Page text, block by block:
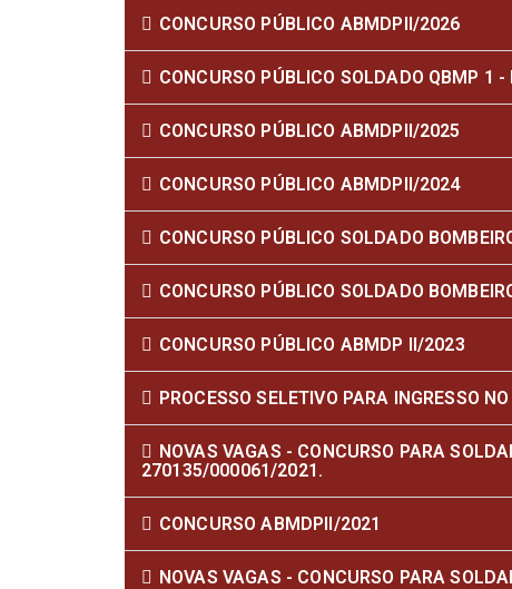
CONCURSO PÚBLICO ABMDPII/2026
CONCURSO PÚBLICO SOLDADO QBMP 1
CONCURSO PÚBLICO ABMDPII/2025
CONCURSO PÚBLICO ABMDPII/2024
CONCURSO PÚBLICO SOLDADO
CONCURSO PÚBLICO SOLDADO
CONCURSO PÚBLICO ABMDP II/2023
PROCESSO SELETIVO PARA INGRESSO
NOVAS VAGAS - CONCURSO PARA
270135/000061/2021.
CONCURSO ABMDPII/2021
NOVAS VAGAS - CONCURSO PARA